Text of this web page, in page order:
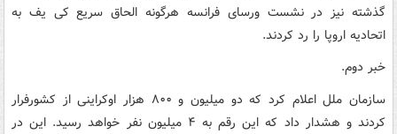
گذشته نیز در نشست ورسای فرانسه هرگونه الحاق سریع کی یف به
اتحادیه اروپا را رد کردند.
خبر دوم.
سازمان ملل اعلام کرد که دو میلیون و ۸۰۰ هزار اوکراینی از کشورفرار
کردند و هشدار داد که این رقم به ۴ میلیون نفر خواهد رسید. این در